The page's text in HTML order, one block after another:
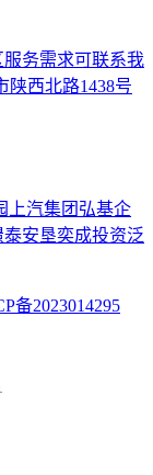
服务需求可联系我
陕西北路1438号
上汽集团 弘基企
泰安垦奕成投资泛
备2023014295